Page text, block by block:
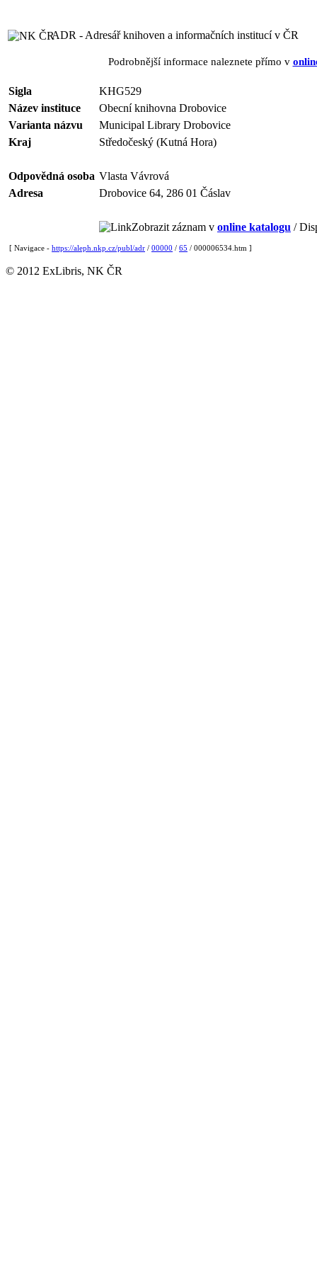
ADR - Adresář knihoven a informačních institucí v ČR
Podrobnější informace naleznete přímo v
Sigla
KHG529
Název instituce
Obecní knihovna Drobovice
Varianta názvu
Municipal Library Drobovice
Kraj
Středočeský (Kutná Hora)
Odpovědná osoba Vlasta Vávrová
Adresa
Drobovice 64, 286 01 Čáslav
Zobrazit záznam v online katalogu /
[ Navigace - https://aleph.nkp.cz/publ/adr / 00000 / 65 / 000006534.htm ]
© 2012 ExLibris, NK ČR